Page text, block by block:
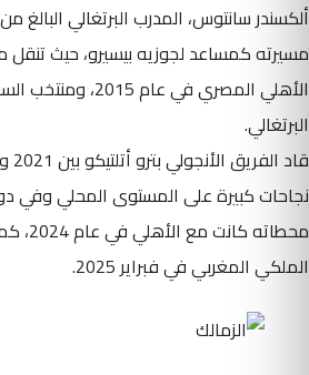
مسيرته كمساعد لجوزيه بيسيرو، حيث تنقل
الأهلي المصري في عام
البرتغالي.
نجاحات كبيرة على المستوى المحلي وفي
محطاته
الملكي المغربي في فبراير 2025.